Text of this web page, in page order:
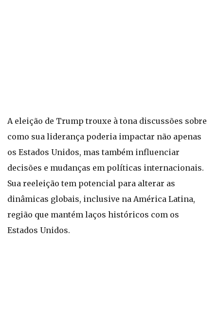
A eleição de Trump trouxe à tona discussões sobre
como sua liderança poderia impactar não apenas
os Estados Unidos, mas também influenciar
decisões e mudanças em políticas internacionais.
Sua reeleição tem potencial para alterar as
dinâmicas globais, inclusive na América Latina,
região que mantém laços históricos com os
Estados Unidos.